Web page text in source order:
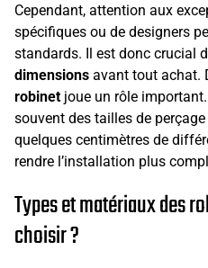
Cependant, attention aux
spécifiques ou de designers
standards. Il est donc crucial
dimensions avant tout achat.
robinet joue un rôle
souvent des tailles de
quelques centimètres de
rendre l’installation plus
Types et matériaux des
choisir ?